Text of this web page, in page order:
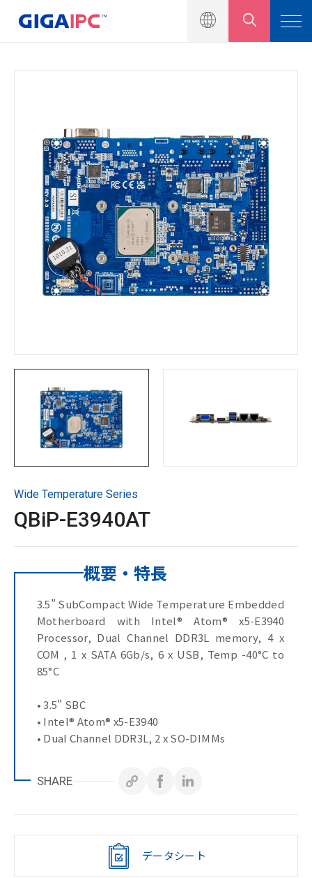
Wide Temperature Series
QBiP-E3940AT
概要・特長
3.5” SubCompact Wide Temperature Embedded
Motherboard with Intel® Atom® x5-E3940
Processor, Dual Channel DDR3L memory, 4 x
COM , 1 x SATA 6Gb/s, 6 x USB, Temp -40°C to
85°C
• 3.5" SBC
• Intel® Atom® x5-E3940
• Dual Channel DDR3L, 2 x SO-DIMMs
• M.2 with SATA 6Gb/s
• 3 x COM Ports (RS-232)
• Wide Temperature Embedded Motherboard
SHARE
データシート
製品一覧
産業用マザーボート
組込みシステム
モジュール＆キット
ソリューション
ニュース
Copyright ©2026